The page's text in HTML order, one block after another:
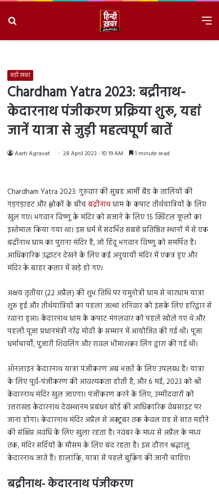
बड़ी ख़बर
Chardham Yatra 2023: बद्रीनाथ-
केदारनाथ पंजीकरण प्रक्रिया शुरू, यहां
जानें यात्रा से जुड़ी महत्वपूर्ण बातें
Aarti Agravat 28 April 2023 - 10:19 AM 1 minute read
Chardham Yatra 2023: गुरुवार की सुबह आर्मी बैंड के तालियों की
गड़गड़ाहट और श्लोकों के बीचबद्रीनाथधाम के कपाट तीर्थयात्रियों के लिए
खुल गए। भगवान विष्णु के मंदिर को सजाने के लिए 15 क्विंटल फूलों का
इस्तेमाल किया गया था। इस धर्म में संदर्भित सबसे प्रतिष्ठित स्थानों में से एक
बद्रीनाथ धाम का पुराना मंदिर है, जो हिंदू भगवान विष्णु को समर्पित है।
आधिकारिक उद्घाटन देखने के लिए कई अनुयायी मंदिर में एकत्र हुए और
मंदिर के बाहर कतार में खड़े हो गए।
अक्षय तृतीया (22 अप्रैल) की शुभ तिथि पर यमुनोत्री धाम से चारधाम यात्रा
शुरू हुई और तीर्थयात्रियों का पहला जत्था शनिवार को इसके लिए हरिद्वार से
रवाना हुआ। केदारनाथ धाम के कपाट मंगलवार को पहले खोले गए थे और
पहली पूजा प्रधानमंत्री नरेंद्र मोदी के सम्मान में आयोजित की गई थी। पूजा
धर्माचार्यों, पुजारी शिवलिंग और रावल भीमाशंकर लिंग द्वारा की गई थी।
ऑनलाइन केदारनाथ यात्रा पंजीकरण अब भक्तों के लिए उपलब्ध है। यात्रा
के लिए पूर्व-पंजीकरण की आवश्यकता होती है, और 6 मई, 2023 को श्री
केदारनाथ मंदिर खुल जाएगा। पंजीकरण करने के लिए, उम्मीदवारों को
उत्तराखंड केदारनाथ देवस्थानम प्रबंधन बोर्ड की आधिकारिक वेबसाइट पर
जाना होगा। केदारनाथ मंदिर अप्रैल से अक्टूबर तक केवल छह से सात महीने
की संक्षिप्त अवधि के लिए खुला रहता है। नवंबर के मध्य से अप्रैल के मध्य
तक, मंदिर सर्दियों के मौसम के लिए बंद रहता है। इस दौरान श्रद्धालु
केदारनाथ जाते हैं। हालांकि, यात्रा से पहले बुकिंग की जानी चाहिए।
बद्रीनाथ- केदारनाथ पंजीकरण